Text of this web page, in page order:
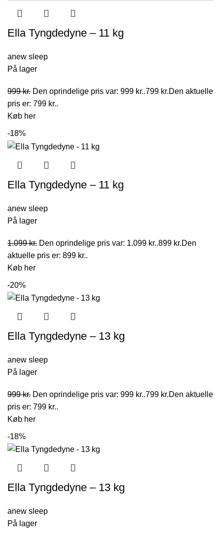
Ella Tyngdedyne – 11 kg
anew sleep
På lager
999kr. Den oprindelige pris var: 999 kr..799 kr.Den aktuelle
pris er: 799 kr..
Køb her
-18%
Ella Tyngdedyne – 11 kg
anew sleep
På lager
1.099kr. Den oprindelige pris var: 1.099 kr..899 kr.Den
aktuelle pris er: 899 kr..
Køb her
-20%
Ella Tyngdedyne – 13 kg
anew sleep
På lager
999kr. Den oprindelige pris var: 999 kr..799 kr.Den aktuelle
pris er: 799 kr..
Køb her
-18%
Ella Tyngdedyne – 13 kg
anew sleep
På lager